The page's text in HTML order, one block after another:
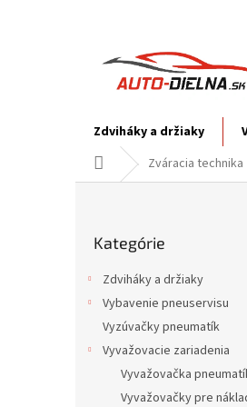
Zdviháky a držiaky
Domov Zváracia technika
kategórie
Kategórie
Zdviháky a držiaky
Vybavenie pneuservisu
Vyzúvačky pneumatík
Vyvažovacie zariadenia
Vyvažovačka
Vyvažovačky pre